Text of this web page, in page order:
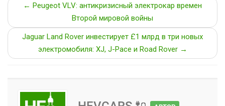
← Peugeot VLV: антикризисный электрокар времен
Второй мировой войны
Jaguar Land Rover инвестирует £1 млрд в три новых
электромобиля: XJ, J-Pace и Road Rover →